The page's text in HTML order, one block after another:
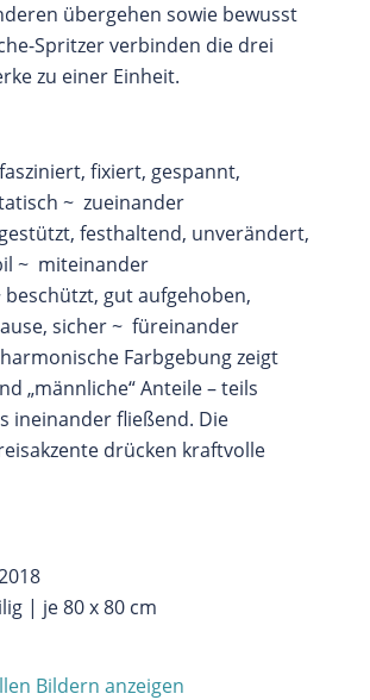
übergehen sowie bewusst
Spritzer verbinden die drei
zu einer Einheit.
fixiert, gespannt,
~ zueinander
festhaltend, unverändert,
~ miteinander
beschützt, gut aufgehoben,
sicher ~ füreinander
Farbgebung zeigt
„männliche“ Anteile – teils
ineinander fließend. Die
drücken kraftvolle
| je 80 x 80 cm
Bildern anzeigen